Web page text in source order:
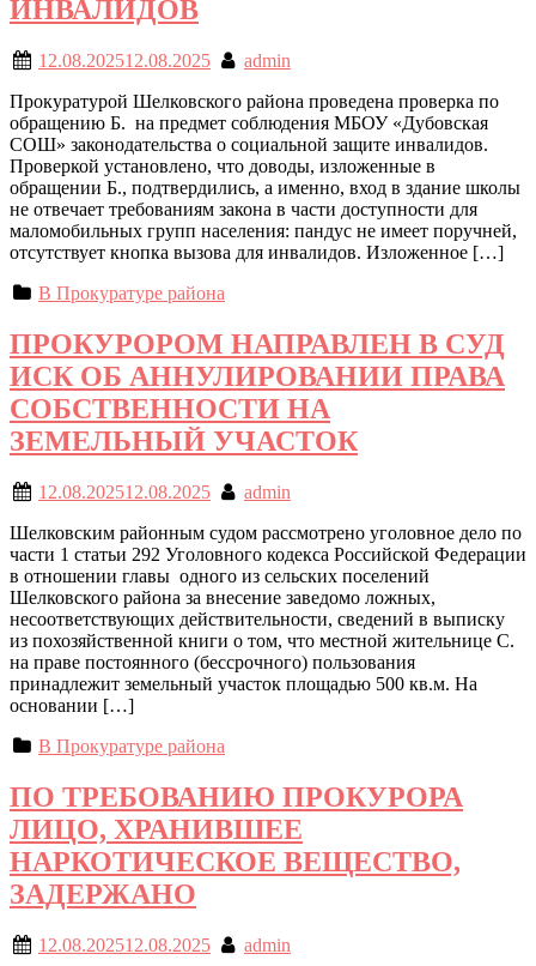
ИНВАЛИДОВ
12.08.202512.08.2025
admin
Прокуратурой Шелковского района проведена проверка по
обращению Б. на предмет соблюдения МБОУ «Дубовская
СОШ» законодательства о социальной защите инвалидов.
Проверкой установлено, что доводы, изложенные в
обращении Б., подтвердились, а именно, вход в здание школы
не отвечает требованиям закона в части доступности для
маломобильных групп населения: пандус не имеет поручней,
отсутствует кнопка вызова для инвалидов. Изложенное […]
В Прокуратуре района
ПРОКУРОРОМ НАПРАВЛЕН В СУД
ИСК ОБ АННУЛИРОВАНИИ ПРАВА
СОБСТВЕННОСТИ НА
ЗЕМЕЛЬНЫЙ УЧАСТОК
12.08.202512.08.2025
admin
Шелковским районным судом рассмотрено уголовное дело по
части 1 статьи 292 Уголовного кодекса Российской Федерации
в отношении главы одного из сельских поселений
Шелковского района за внесение заведомо ложных,
несоответствующих действительности, сведений в выписку
из похозяйственной книги о том, что местной жительнице С.
на праве постоянного (бессрочного) пользования
принадлежит земельный участок площадью 500 кв.м. На
основании […]
В Прокуратуре района
ПО ТРЕБОВАНИЮ ПРОКУРОРА
ЛИЦО, ХРАНИВШЕЕ
НАРКОТИЧЕСКОЕ ВЕЩЕСТВО,
ЗАДЕРЖАНО
12.08.202512.08.2025
admin